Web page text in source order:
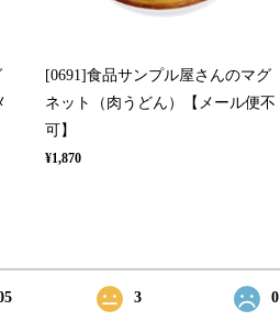
[0691]食品サンプル屋さんのマグ
ネット（肉うどん）【メール便不
可】
¥1,870
3 0